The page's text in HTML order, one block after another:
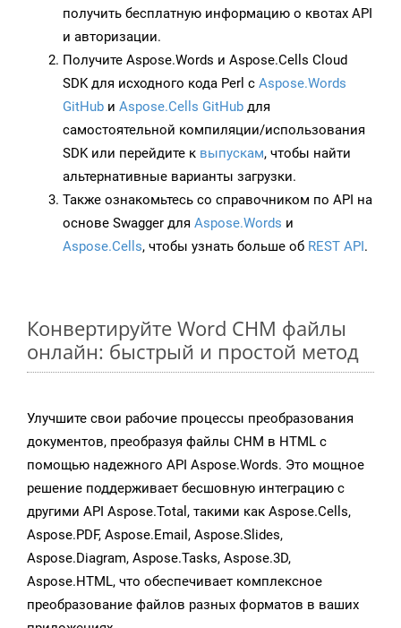
получить бесплатную информацию о квотах API
и авторизации.
Получите Aspose.Words и Aspose.Cells Cloud
SDK для исходного кода Perl с Aspose.Words
GitHub и Aspose.Cells GitHub для
самостоятельной компиляции/использования
SDK или перейдите к выпускам, чтобы найти
альтернативные варианты загрузки.
Также ознакомьтесь со справочником по API на
основе Swagger для Aspose.Words и
Aspose.Cells, чтобы узнать больше об REST API.
Конвертируйте Word CHM файлы
онлайн: быстрый и простой метод
Улучшите свои рабочие процессы преобразования
документов, преобразуя файлы CHM в HTML с
помощью надежного API Aspose.Words. Это мощное
решение поддерживает бесшовную интеграцию с
другими API Aspose.Total, такими как Aspose.Cells,
Aspose.PDF, Aspose.Email, Aspose.Slides,
Aspose.Diagram, Aspose.Tasks, Aspose.3D,
Aspose.HTML, что обеспечивает комплексное
преобразование файлов разных форматов в ваших